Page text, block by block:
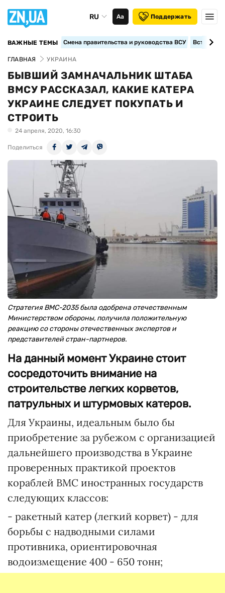
RU Аа Поддержать
ВАЖНЫЕ ТЕМЫ Смена правительства и руководства ВСУ
ГЛАВНАЯ УКРАИНА
БЫВШИЙ ЗАМНАЧАЛЬНИК ШТАБА
ВМСУ РАССКАЗАЛ, КАКИЕ КАТЕРА
УКРАИНЕ СЛЕДУЕТ ПОКУПАТЬ И
СТРОИТЬ
24 апреля, 2020, 16:30
Поделиться
Стратегия ВМС-2035 была одобрена отечественным
Министерством обороны, получила положительную
реакцию со стороны отечественных экспертов и
представителей стран-партнеров.
На данный момент Украине стоит
сосредоточить внимание на
строительстве легких корветов,
патрульных и штурмовых катеров.
Для Украины, идеальным было бы
приобретение за рубежом с организацией
дальнейшего производства в Украине
проверенных практикой проектов
кораблей ВМС иностранных государств
следующих классов:
- ракетный катер (легкий корвет) - для
борьбы с надводными силами
противника, ориентировочная
водоизмещение 400 - 650 тонн;